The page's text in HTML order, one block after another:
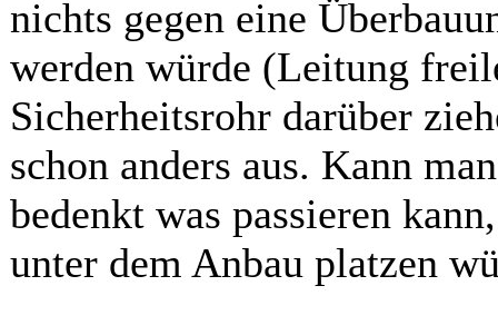
nichts gegen eine
werden würde (Leitung
Sicherheitsrohr darüber
schon anders aus. Kann
bedenkt was passieren
unter dem Anbau platzen